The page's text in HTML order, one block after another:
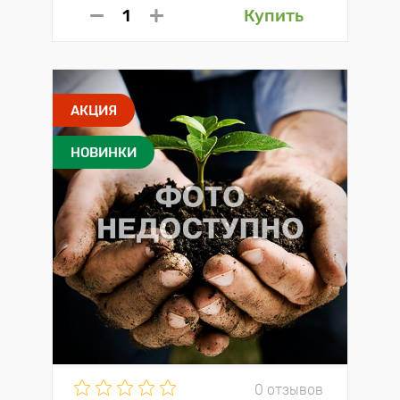
Купить
АКЦИЯ
НОВИНКИ
0 отзывов